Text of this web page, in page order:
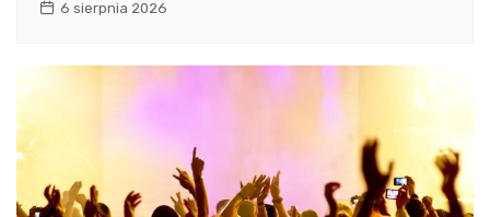
6 sierpnia 2026